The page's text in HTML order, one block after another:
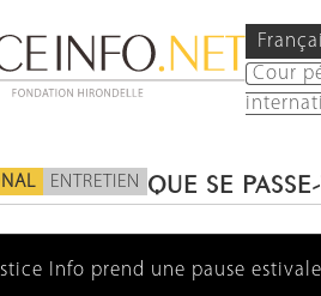
Cour
ENTRETIEN QUE SE
Info prend une pause